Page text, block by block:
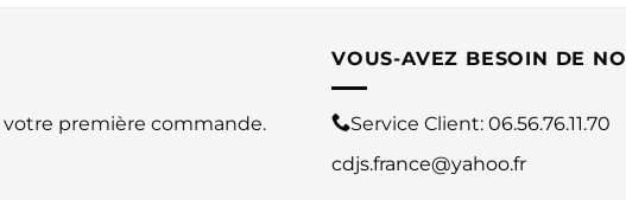
première commande.
VOUS-AVEZ BESOIN DE
Service Client: 06.56.76.11.70
cdjs.france@yahoo.fr